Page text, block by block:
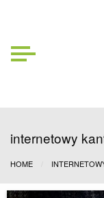
internetowy
HOME